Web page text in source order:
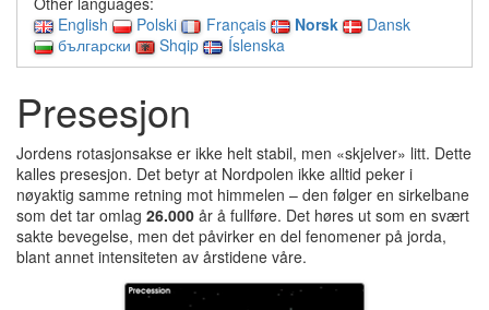
English
Polski Français Norsk
Dansk
български
Shqip Íslenska
Presesjon
Jordens rotasjonsakse er ikke helt stabil, men «skjelver» litt. Dette
kalles presesjon. Det betyr at Nordpolen ikke alltid peker i
nøyaktig samme retning mot himmelen – den følger en sirkelbane
som det tar omlag 26.000 år å fullføre. Det høres ut som en svært
sakte bevegelse, men det påvirker en del fenomener på jorda,
blant annet intensiteten av årstidene våre.